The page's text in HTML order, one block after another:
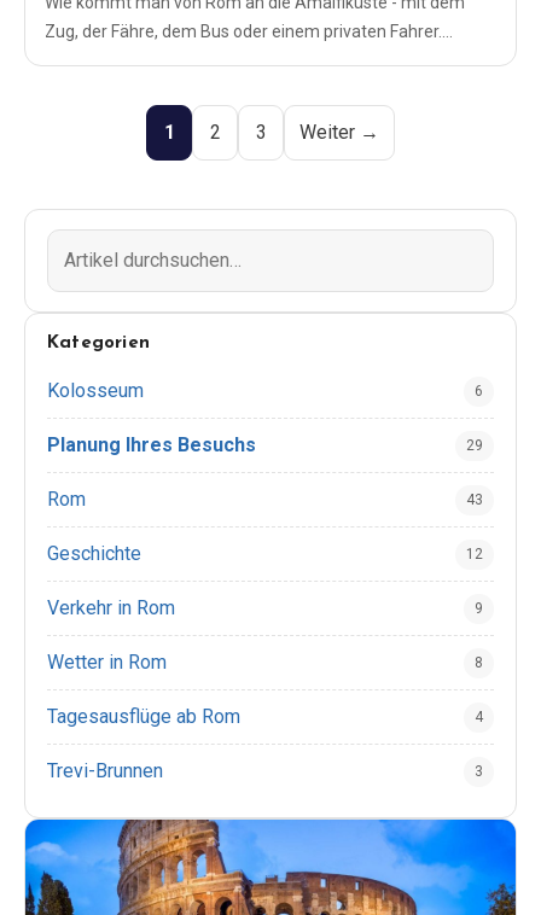
Zug, der Fähre, dem Bus oder einem privaten Fahrer.
Zeiten, Tickets, Neapel vs. Salerno und ein einfacher
1 2 3 Weiter →
Kategorien
Kolosseum 6
Planung Ihres Besuchs 29
Rom 43
Geschichte 12
Verkehr in Rom 9
Wetter in Rom 8
Tagesausflüge ab Rom 4
Trevi-Brunnen 3